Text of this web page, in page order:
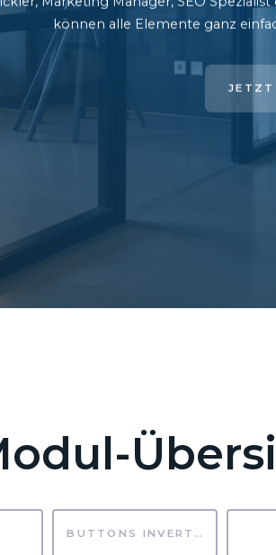
können alle Elemente ganz
JETZT
BUTTONS INVERTIERT